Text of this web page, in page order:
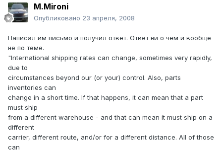
M.Mironi
Опубликовано 23 апреля, 2008
Написал им письмо и получил ответ. Ответ ни о чем и вообще
не по теме.
"International shipping rates can change, sometimes very rapidly,
due to
circumstances beyond our (or your) control. Also, parts
inventories can
change in a short time. If that happens, it can mean that a part
must ship
from a different warehouse - and that can mean it must ship on a
different
carrier, different route, and/or for a different distance. All of those
can